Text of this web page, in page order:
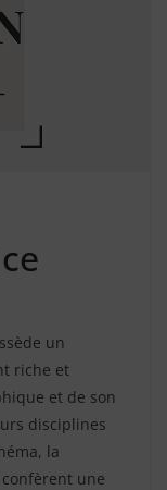
un
riche et
et de son
disciplines
la
une